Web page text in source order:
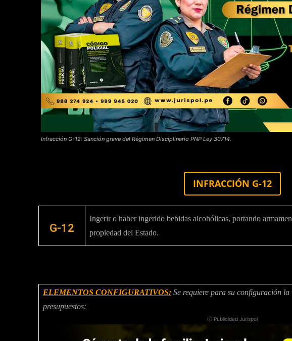
Infracción G-12: Sanción grave del Régimen Disciplinario PNP Ley 30714.
INFRACCIÓN G-12
G-12
Ingerir o haber ingerido bebidas alcohólicas, portando
propiedad del Estado.
ELEMENTOS CONFIGURATIVOS: Se requiere para su configuración
presupuestos:
ⓘ Publicidad Jurispol